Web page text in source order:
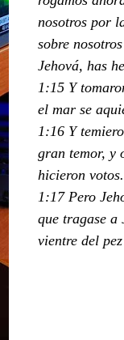
nosotros por
sobre
Jehová, has
1:15 Y
el mar se
1:16 Y
gran temor, y
hicieron votos.
1:17 Pero
que tragase a
vientre del